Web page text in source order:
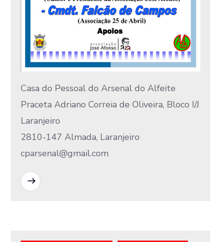
Casa do Pessoal do Arsenal do Alfeite
Praceta Adriano Correia de Oliveira, Bloco I/J
Laranjeiro
2810-147 Almada, Laranjeiro
cparsenal@gmail.com